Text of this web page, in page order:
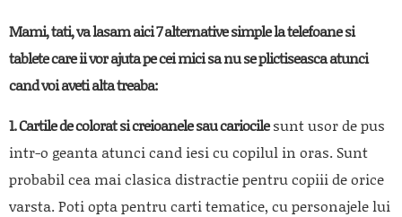
Mami, tati, va lasam aici 7 alternative simple la telefoane si
tablete care ii vor ajuta pe cei mici sa nu se plictiseasca atunci
cand voi aveti alta treaba:
1. Cartile de colorat si creioanele sau cariocilesunt usor de pus
intr-o geanta atunci cand iesi cu copilul in oras. Sunt
probabil cea mai clasica distractie pentru copiii de orice
varsta. Poti opta pentru carti tematice, cu personajele lui